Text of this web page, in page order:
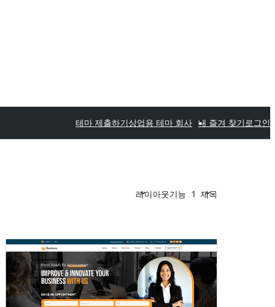
테마 제출하기상업용 테마 회사 내 즐겨 찾기 로그인
레이아웃기능 1 제목